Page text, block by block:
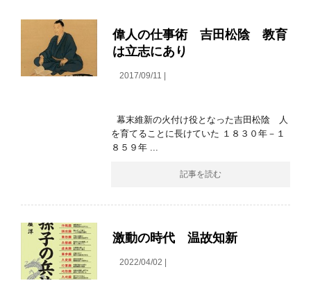
偉人の仕事術 吉田松陰 教育
は立志にあり
2017/09/11 |
幕末維新の火付け役となった吉田松陰 人
を育てることに長けていた １８３０年－１
８５９年 ...
記事を読む
激動の時代 温故知新
2022/04/02 |